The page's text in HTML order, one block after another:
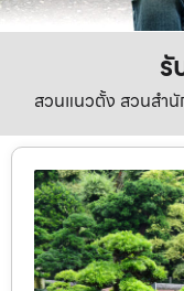
สวนแนวตั้ง สวนสำ